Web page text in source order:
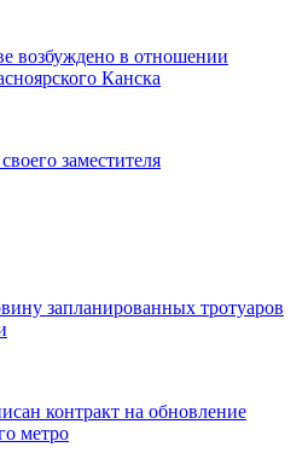
возбуждено в отношении
Канска
заместителя
запланированных тротуаров
контракт на обновление
метро